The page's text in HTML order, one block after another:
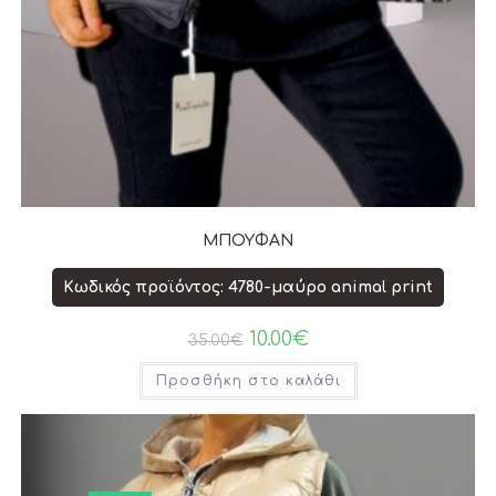
ΜΠΟΥΦΑΝ
Κωδικός προϊόντος: 4780-μαύρο animal print
35.00€ 10.00€
Προσθήκη στο καλάθι